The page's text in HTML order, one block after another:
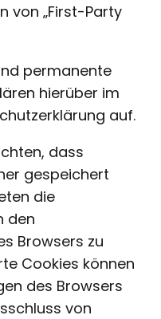
von „First-Party
permanente
hierüber im
auf.
dass
gespeichert
die
den
Browsers zu
Cookies können
des Browsers
von